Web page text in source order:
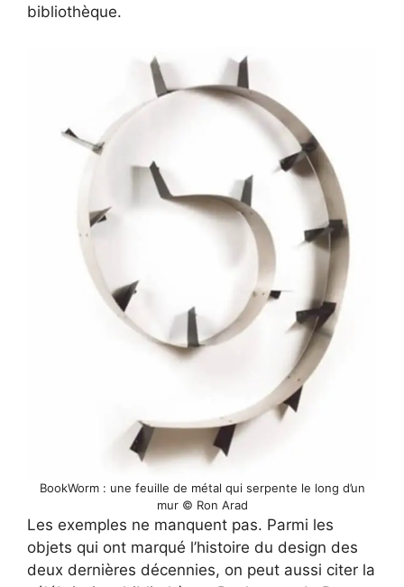
bibliothèque.
BookWorm : une feuille de métal qui serpente le long d’un
mur © Ron Arad
Les exemples ne manquent pas. Parmi les
objets qui ont marqué l’histoire du design des
deux dernières décennies, on peut aussi citer la